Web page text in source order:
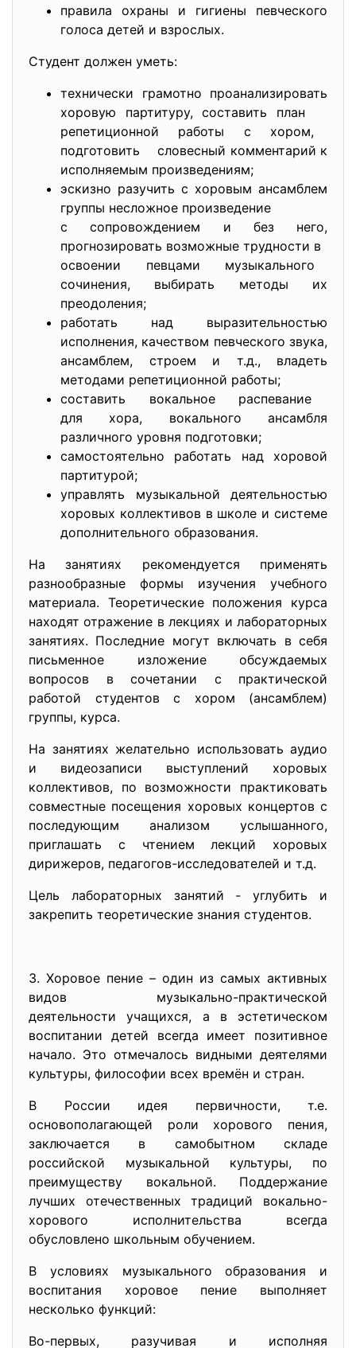
правила охраны и гигиены певческого
голоса детей и взрослых.
Студент должен уметь:
технически грамотно проанализировать
хоровую партитуру, составить план
репетиционной работы с хором,
подготовить словесный комментарий к
исполняемым произведениям;
эскизно разучить с хоровым ансамблем
группы несложное произведение
с сопровождением и без него,
прогнозировать возможные трудности в
освоении певцами музыкального
сочинения, выбирать методы их
преодоления;
работать над выразительностью
исполнения, качеством певческого звука,
ансамблем, строем и т.д., владеть
методами репетиционной работы;
составить вокальное распевание
для хора, вокального ансамбля
различного уровня подготовки;
самостоятельно работать над хоровой
партитурой;
управлять музыкальной деятельностью
хоровых коллективов в школе и системе
дополнительного образования.
На занятиях рекомендуется применять
разнообразные формы изучения учебного
материала. Теоретические положения курса
находят отражение в лекциях и лабораторных
занятиях. Последние могут включать в себя
письменное изложение обсуждаемых
вопросов в сочетании с практической
работой студентов с хором (ансамблем)
группы, курса.
На занятиях желательно использовать аудио
и видеозаписи выступлений хоровых
коллективов, по возможности практиковать
совместные посещения хоровых концертов с
последующим анализом услышанного,
приглашать с чтением лекций хоровых
дирижеров, педагогов-исследователей и т.д.
Цель лабораторных занятий - углубить и
закрепить теоретические знания студентов.
3. Хоровое пение – один из самых активных
видов музыкально-практической
деятельности учащихся, а в эстетическом
воспитании детей всегда имеет позитивное
начало. Это отмечалось видными деятелями
культуры, философии всех времён и стран.
В России идея первичности, т.е.
основополагающей роли хорового пения,
заключается в самобытном складе
российской музыкальной культуры, по
преимуществу вокальной. Поддержание
лучших отечественных традиций вокально-
хорового исполнительства всегда
обусловлено школьным обучением.
В условиях музыкального образования и
воспитания хоровое пение выполняет
несколько функций:
Во-первых, разучивая и исполняя